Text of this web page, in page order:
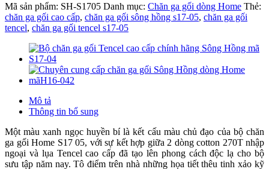
Mã sản phẩm: SH-S1705 Danh mục: Chăn ga gối dòng Home Thẻ:
chăn ga gối cao cấp, chăn ga gối sông hồng s17-05, chăn ga gối
tencel, chăn ga gối tencel s17-05
Mô tả
Thông tin bổ sung
Một màu xanh ngọc huyền bí là kết cấu màu chủ đạo của bộ chăn
ga gối Home S17 05, với sự kết hợp giữa 2 dòng cotton 270T nhập
ngoại và lụa Tencel cao cấp đã tạo lên phong cách độc lạ cho bộ
sưu tập năm nay. Tô điểm trên nhà những họa tiết thêu tinh xảo kỹ